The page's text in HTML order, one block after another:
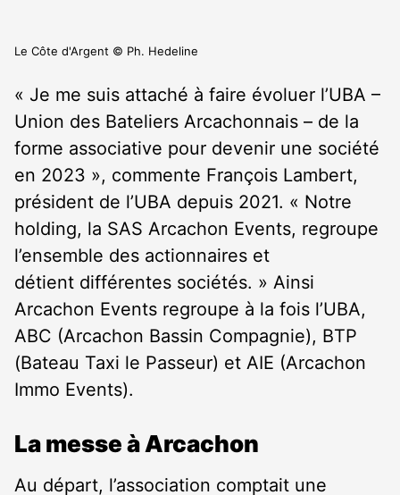
Le Côte d'Argent © Ph. Hedeline
« Je me suis attaché à faire évoluer l’UBA –
Union des Bateliers Arcachonnais – de la
forme associative pour devenir une société
en 2023 », commente François Lambert,
président de l’UBA depuis 2021. « Notre
holding, la SAS Arcachon Events, regroupe
l’ensemble des actionnaires et
détient différentes sociétés. » Ainsi
Arcachon Events regroupe à la fois l’UBA,
ABC (Arcachon Bassin Compagnie), BTP
(Bateau Taxi le Passeur) et AIE (Arcachon
Immo Events).
La messe à Arcachon
Au départ, l’association comptait une